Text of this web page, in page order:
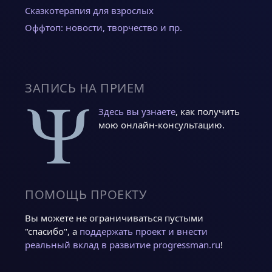
Сказкотерапия для взрослых
Оффтоп: новости, творчество и пр.
ЗАПИСЬ НА ПРИЕМ
Здесь вы узнаете, как получить
мою онлайн-консультацию.
ПОМОЩЬ ПРОЕКТУ
Вы можете не ограничиваться пустыми
"спасибо", а поддержать проект и внести
реальный вклад в развитие progressman.ru!